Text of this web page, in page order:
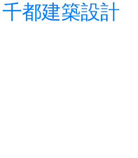
都建築設計